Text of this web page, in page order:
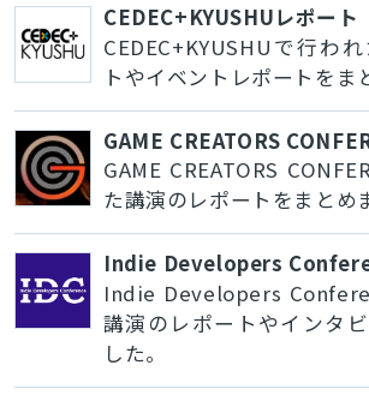
CEDEC+KYUSHUレポート
CEDEC+KYUSHUで行わ
トやイベントレポートをま
GAME CREATORS
GAME CREATORS
た講演のレポートをまとめ
Indie Developers
Indie Developers
講演のレポートやインタ
した。